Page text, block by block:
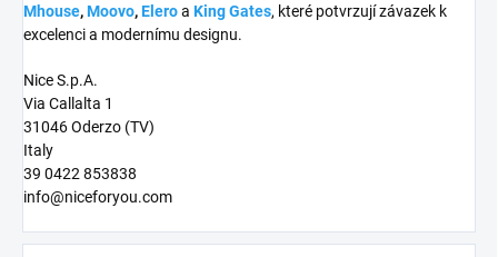
Mhouse,Moovo,Eleroa King Gates, které potvrzují závazek k
excelenci a modernímu designu.
Nice S.p.A.
Via Callalta 1
31046 Oderzo (TV)
Italy
39 0422 853838
info@niceforyou.com